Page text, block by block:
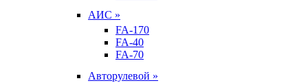
АИС »
FA-170
FA-40
FA-70
Авторулевой »